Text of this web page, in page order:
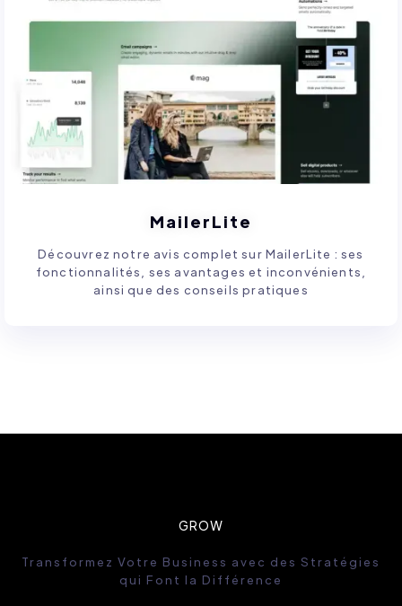
MailerLite
Découvrez notre avis complet sur MailerLite : ses
fonctionnalités, ses avantages et inconvénients,
ainsi que des conseils pratiques
GROW
Transformez Votre Business avec des Stratégies
qui Font la Différence